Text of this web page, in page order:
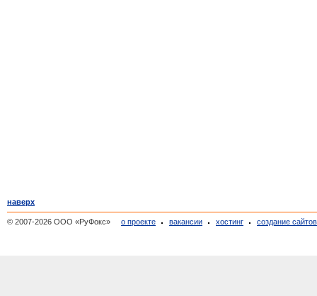
наверх
© 2007-2026 ООО «РуФокс» о проекте вакансии хостинг создание сайтов